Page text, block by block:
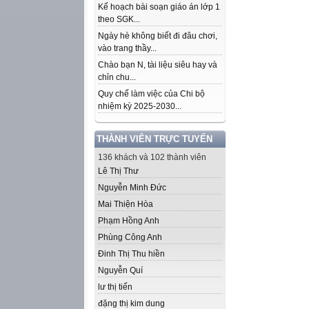
Kế hoạch bài soạn giáo án lớp 1
theo SGK...
Ngày hè không biết đi đâu chơi,
vào trang thầy...
Chào bạn N, tài liệu siêu hay và
chỉn chu...
Quy chế làm việc của Chi bộ
nhiệm kỳ 2025-2030...
THÀNH VIÊN TRỰC TUYẾN
136 khách và 102 thành viên
Lê Thị Thư
Nguyễn Minh Đức
Mai Thiện Hòa
Phạm Hồng Anh
Phùng Công Anh
Đinh Thị Thu hiền
Nguyễn Quí
lư thị tiến
đặng thị kim dung